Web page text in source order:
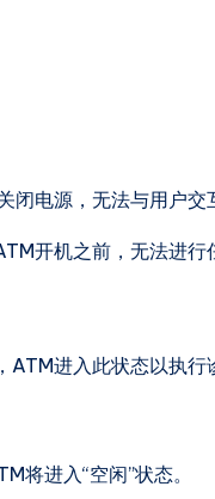
闭电源，无法与用户交
开机之前，无法进行
ATM进入此状态以执行
将进入“空闲”状态。